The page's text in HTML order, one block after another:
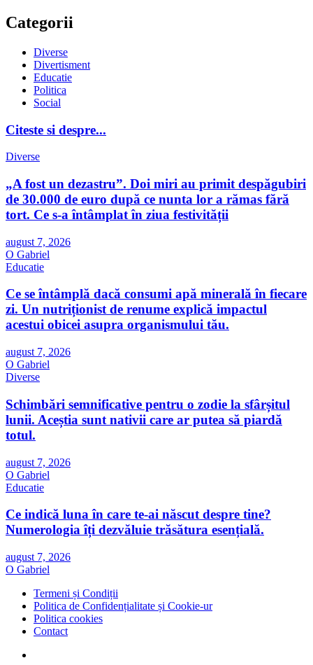
Categorii
Diverse
Divertisment
Educatie
Politica
Social
Citeste si despre...
Diverse
„A fost un dezastru”. Doi miri au primit despăgubiri
de 30.000 de euro după ce nunta lor a rămas fără
tort. Ce s-a întâmplat în ziua festivității
august 7, 2026
O Gabriel
Educatie
Ce se întâmplă dacă consumi apă minerală în fiecare
zi. Un nutriționist de renume explică impactul
acestui obicei asupra organismului tău.
august 7, 2026
O Gabriel
Diverse
Schimbări semnificative pentru o zodie la sfârșitul
lunii. Aceștia sunt nativii care ar putea să piardă
totul.
august 7, 2026
O Gabriel
Educatie
Ce indică luna în care te-ai născut despre tine?
Numerologia îți dezvăluie trăsătura esențială.
august 7, 2026
O Gabriel
Termeni și Condiții
Politica de Confidențialitate și Cookie-ur
Politica cookies
Contact